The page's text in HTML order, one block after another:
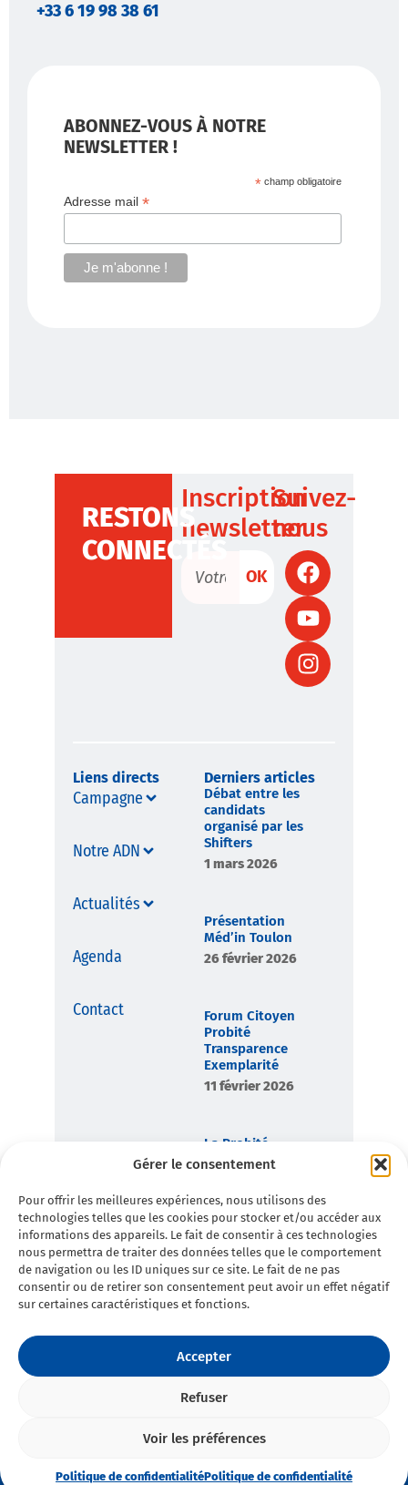
Gérer le consentement
Pour offrir les meilleures expériences, nous utilisons des
technologies telles que les cookies pour stocker et/ou accéder aux
informations des appareils. Le fait de consentir à ces technologies
nous permettra de traiter des données telles que le comportement
de navigation ou les ID uniques sur ce site. Le fait de ne pas
consentir ou de retirer son consentement peut avoir un effet négatif
sur certaines caractéristiques et fonctions.
Accepter
Refuser
Voir les préférences
Politique de confidentialitéPolitique de confidentialité
‭+33 6 19 98 38 61‬
ABONNEZ-VOUS À NOTRE
NEWSLETTER !
* champ obligatoire
Adresse mail *
Inscription
newsletter
OK
Suivez-
nous
RESTONS
CONNECTÉS
Liens directs
Campagne
Notre ADN
Actualités
Agenda
Contact
Derniers articles
Débat entre les
candidats
organisé par les
Shifters
1 mars 2026
Présentation
Méd’in Toulon
26 février 2026
Forum Citoyen
Probité
Transparence
Exemplarité
11 février 2026
La Probité,
boussole
Toulon en
Commun
7 février 2026
©2025 Toulon en Commun - Tous